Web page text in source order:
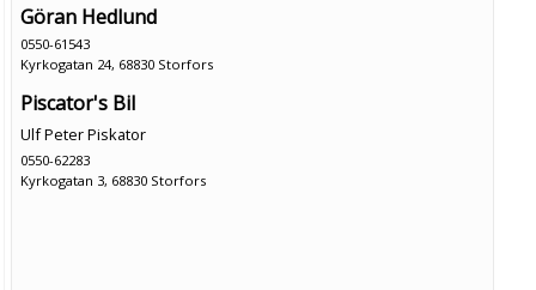
Göran Hedlund
0550-61543
Kyrkogatan 24, 68830 Storfors
Piscator's Bil
Ulf Peter Piskator
0550-62283
Kyrkogatan 3, 68830 Storfors